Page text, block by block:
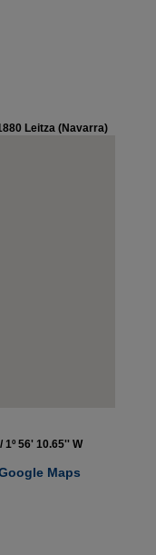
Leitza (Navarra)
1º 56' 10.65'' W
Maps